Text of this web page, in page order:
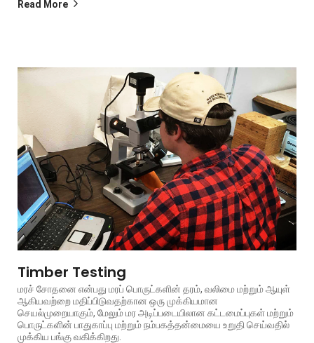
Read More
Timber Testing
மரச் சோதனை என்பது மரப் பொருட்களின் தரம், வலிமை மற்றும் ஆயுள்
ஆகியவற்றை மதிப்பிடுவதற்கான ஒரு முக்கியமான
செயல்முறையாகும், மேலும் மர அடிப்படையிலான கட்டமைப்புகள் மற்றும்
பொருட்களின் பாதுகாப்பு மற்றும் நம்பகத்தன்மையை உறுதி செய்வதில்
முக்கிய பங்கு வகிக்கிறது.